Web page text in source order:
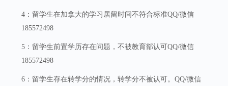
4：留学生在加拿大的学习居留时间不符合标准QQ/微信
185572498
5：留学生前置学历存在问题，不被教育部认可QQ/微信
185572498
6：留学生存在转学分的情况，转学分不被认可。QQ/微信